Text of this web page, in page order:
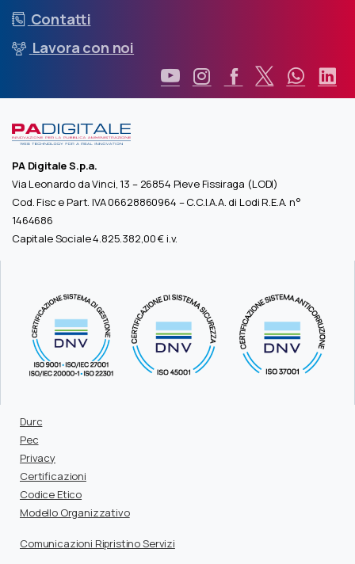
Contatti
Lavora con noi
PA Digitale S.p.a.
Via Leonardo da Vinci, 13 – 26854 Pieve Fissiraga (LODI)
Cod. Fisc e Part. IVA 06628860964 – C.C.I.A.A. di Lodi R.E.A. n°
1464686
Capitale Sociale 4.825.382,00 € i.v.
Durc
Pec
Privacy
Certificazioni
Codice Etico
Modello Organizzativo
Comunicazioni Ripristino Servizi